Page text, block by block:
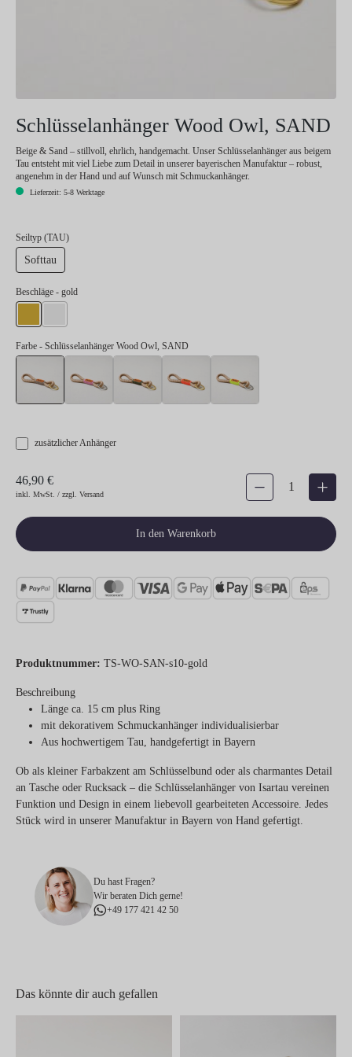
Schlüsselanhänger Wood Owl, SAND
Beige & Sand – stillvoll, ehrlich, handgemacht. Unser Schlüsselanhänger aus beigem
Tau entsteht mit viel Liebe zum Detail in unserer bayerischen Manufaktur – robust,
angenehm in der Hand und auf Wunsch mit Schmuckanhänger.
Lieferzeit: 5-8 Werktage
Seiltyp (TAU)auswählen
Softtau
Beschlägeauswählen
- gold
Farbe - Schlüsselanhänger Wood Owl, SAND
zusätzlicher Anhänger
46,90 €
inkl. MwSt. / zzgl. Versand
Produkt Anzahl: Gib den
In den Warenkorb
Produktnummer: TS-WO-SAN-s10-gold
Beschreibung
Länge ca. 15 cm plus Ring
mit dekorativem Schmuckanhänger individualisierbar
Aus hochwertigem Tau, handgefertigt in Bayern
Ob als kleiner Farbakzent am Schlüsselbund oder als charmantes Detail
an Tasche oder Rucksack – die Schlüsselanhänger von Isartau vereinen
Funktion und Design in einem liebevoll gearbeiteten Accessoire. Jedes
Stück wird in unserer Manufaktur in Bayern von Hand gefertigt.
Du hast Fragen?
Wir beraten Dich gerne!
+49 177 421 42 50
Das könnte dir auch gefallen